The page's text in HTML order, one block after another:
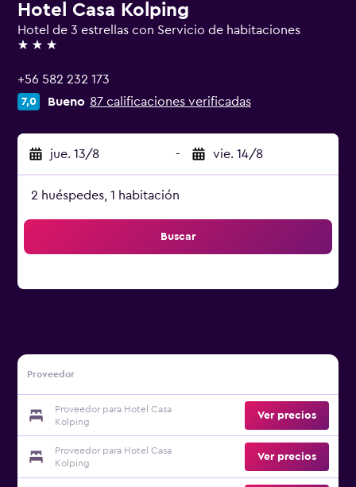
Hotel Casa Kolping
Hotel de 3 estrellas con Servicio de habitaciones
3 estrellas
+56 582 232 173
7,0 Bueno 87 calificaciones verificadas
jue. 13/8 - vie. 14/8
2 huéspedes, 1 habitación
Buscar
Proveedor
Proveedor para Hotel Casa
Kolping
Ver precios
Proveedor para Hotel Casa
Kolping
Ver precios